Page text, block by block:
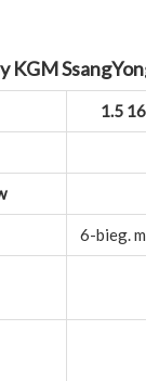
KGM
1.5
6-bieg.